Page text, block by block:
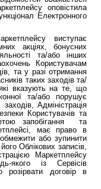
оповістила
Електронного
виступає
акціях, бонусних
та/або інших
Користувачам
та у разі отримання
таких заходів та/
вказують на те, що
та/або порушує
Адміністрація
Користувачів та
запобігання та
має право в
або зупинити
Облікових записів,
Маркетплейсу
якого із Сервісів
договір в